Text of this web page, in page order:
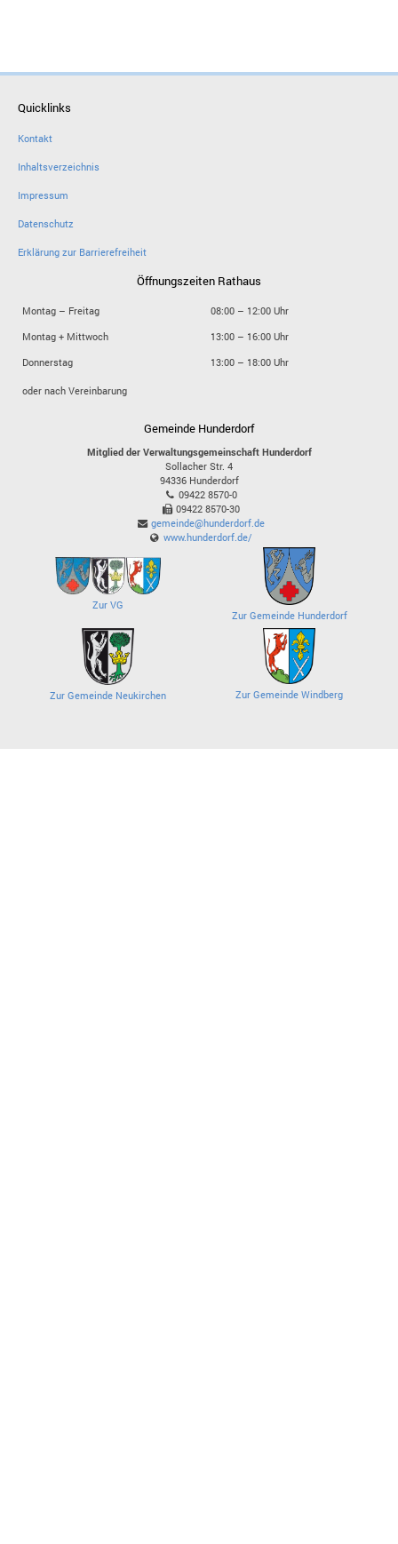
Quicklinks
Kontakt
Inhaltsverzeichnis
Impressum
Datenschutz
Erklärung zur Barrierefreiheit
Öffnungszeiten Rathaus
Montag – Freitag
08:00 – 12:00 Uhr
Montag + Mittwoch
13:00 – 16:00 Uhr
Donnerstag
13:00 – 18:00 Uhr
oder nach Vereinbarung
Gemeinde Hunderdorf
Mitglied der Verwaltungsgemeinschaft Hunderdorf
Sollacher Str. 4
94336 Hunderdorf
09422 8570-0
09422 8570-30
gemeinde@hunderdorf.de
www.hunderdorf.de/
Zur VG
Zur Gemeinde Hunderdorf
Zur Gemeinde Neukirchen Zur Gemeinde Windberg